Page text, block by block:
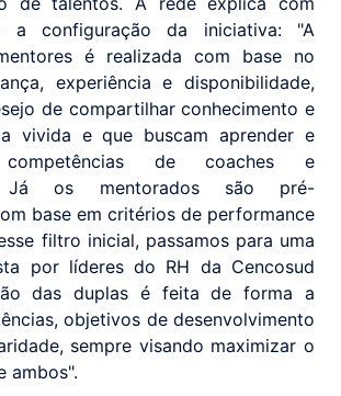
a configuração da iniciativa: "A
é realizada com base no
experiência e disponibilidade,
de compartilhar conhecimento e
vivida e que buscam aprender e
competências de coaches e
Já os mentorados são pré-
base em critérios de performance
filtro inicial, passamos para uma
por líderes do RH da Cencosud
das duplas é feita de forma a
objetivos de desenvolvimento
sempre visando maximizar o
ambos".